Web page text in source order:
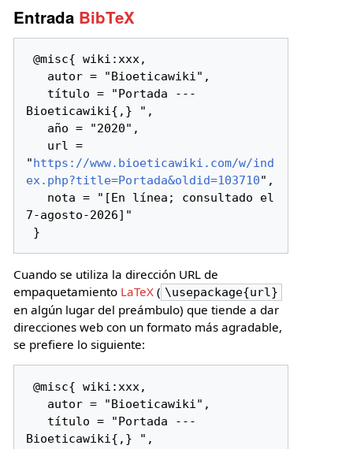
Entrada BibTeX
@misc{ wiki:xxx,
Bioeticawiki{,} ",
"https://www.bioeticawiki.com/w/ind
ex.php?title=Portada&oldid=103710",
7-agosto-2026]"
Cuando se utiliza la dirección URL de
empaquetamiento LaTeX( \usepackage{url}
en algún lugar del preámbulo) que tiende a dar
direcciones web con un formato más agradable,
se prefiere lo siguiente:
@misc{ wiki:xxx,
Bioeticawiki{,} ",